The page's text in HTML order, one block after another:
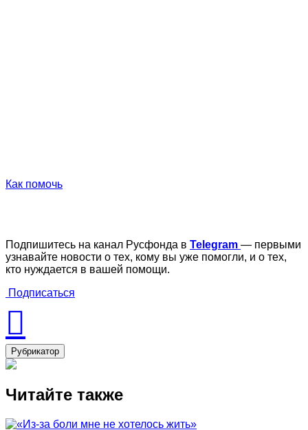
Как помочь
Подпишитесь на канал Русфонда в Telegram — первыми
узнавайте новости о тех, кому вы уже помогли, и о тех,
кто нуждается в вашей помощи.
Подписаться
Рубрикатор
Читайте также